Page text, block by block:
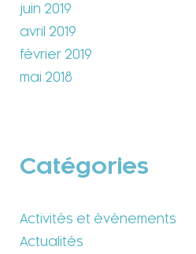
juin 2019
avril 2019
février 2019
mai 2018
Catégories
Activités et événements
Actualités